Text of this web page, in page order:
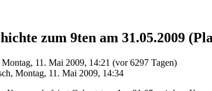
zum 9ten am 31.05.2009
Montag, 11. Mai 2009, 14:21 (vor 6297 Tagen)
, Montag, 11. Mai 2009, 14:34